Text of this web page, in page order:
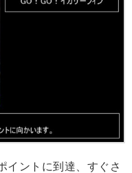
ントに到達、すぐさ